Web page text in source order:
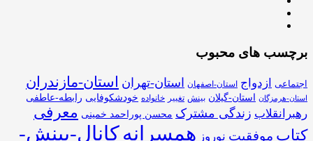
برچسب های محبوب
اجتماعی ازدواج استان-اصفهان استان-تهران استان-مازندران
استان-هرمزگان استان-گیلان بینش تغییر خانواده خودشکوفایی رابطه-عاطفی
رهبرانقلاب زندگی مشترک محسن پوراحمد خمینی معرفی
کتاب موفقیت نوروز همسرانهکانال-بینش-